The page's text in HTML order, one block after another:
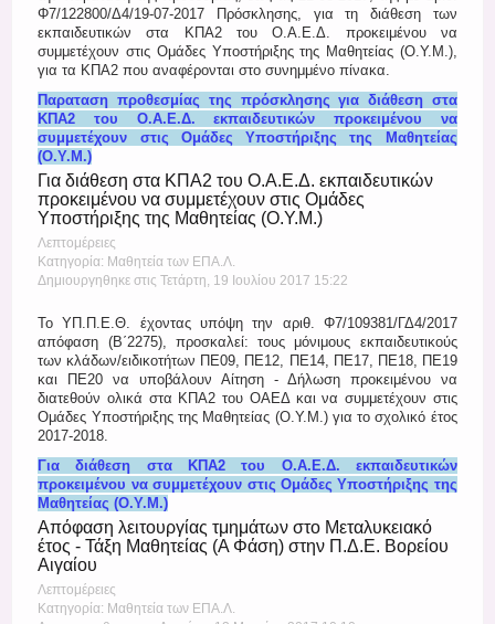
Φ7/122800/Δ4/19-07-2017 Πρόσκλησης, για τη διάθεση των
εκπαιδευτικών στα ΚΠΑ2 του Ο.Α.Ε.Δ. προκειμένου να
συμμετέχουν στις Ομάδες Υποστήριξης της Μαθητείας (Ο.Υ.Μ.),
για τα ΚΠΑ2 που αναφέρονται στο συνημμένο πίνακα.
Παραταση προθεσμίας της πρόσκλησης για διάθεση στα
ΚΠΑ2 του Ο.Α.Ε.Δ. εκπαιδευτικών προκειμένου να
συμμετέχουν στις Ομάδες Υποστήριξης της Μαθητείας
(Ο.Υ.Μ.)
Για διάθεση στα ΚΠΑ2 του Ο.Α.Ε.Δ. εκπαιδευτικών
προκειμένου να συμμετέχουν στις Ομάδες
Υποστήριξης της Μαθητείας (Ο.Υ.Μ.)
Λεπτομέρειες
Κατηγορία: Μαθητεία των ΕΠΑ.Λ.
Δημιουργηθηκε στις Τετάρτη, 19 Ιουλίου 2017 15:22
Το ΥΠ.Π.Ε.Θ. έχοντας υπόψη την αριθ. Φ7/109381/ΓΔ4/2017
απόφαση (Β΄2275), προσκαλεί: τους μόνιμους εκπαιδευτικούς
των κλάδων/ειδικοτήτων ΠΕ09, ΠΕ12, ΠΕ14, ΠΕ17, ΠΕ18, ΠΕ19
και ΠΕ20 να υποβάλουν Αίτηση - Δήλωση προκειμένου να
διατεθούν ολικά στα ΚΠΑ2 του ΟΑΕΔ και να συμμετέχουν στις
Ομάδες Υποστήριξης της Μαθητείας (Ο.Υ.Μ.) για το σχολικό έτος
2017-2018.
Για διάθεση στα ΚΠΑ2 του Ο.Α.Ε.Δ. εκπαιδευτικών
προκειμένου να συμμετέχουν στις Ομάδες Υποστήριξης της
Μαθητείας (Ο.Υ.Μ.)
Απόφαση λειτουργίας τμημάτων στο Μεταλυκειακό
έτος - Τάξη Μαθητείας (Α Φάση) στην Π.Δ.Ε. Βορείου
Αιγαίου
Λεπτομέρειες
Κατηγορία: Μαθητεία των ΕΠΑ.Λ.